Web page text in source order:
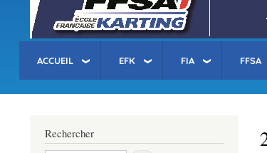
ACCUEIL EFK FIA FFSA
Rechercher